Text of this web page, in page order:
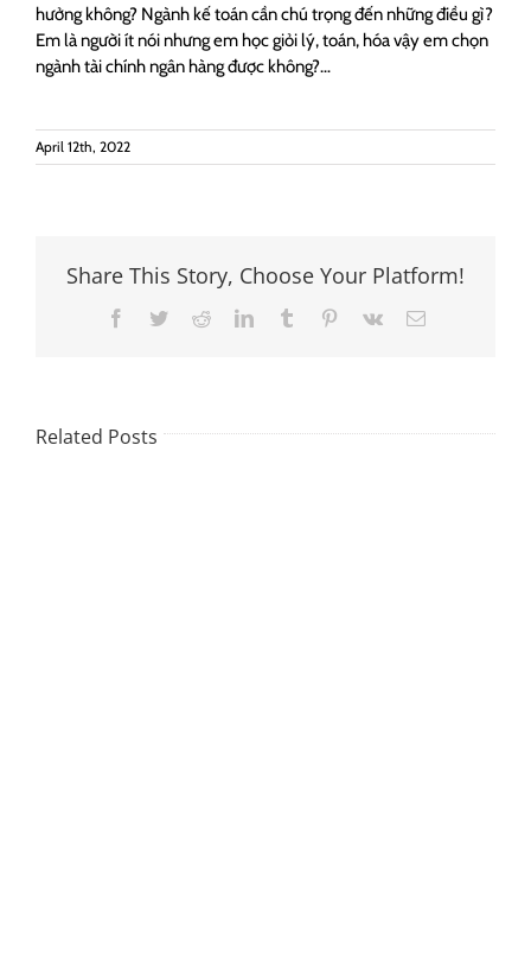
hưởng không? Ngành kế toán cần chú trọng đến những điều gì?
Em là người ít nói nhưng em học giỏi lý, toán, hóa vậy em chọn
ngành tài chính ngân hàng được không?…
April 12th, 2022
Share This Story, Choose Your Platform!
Facebook
TwitterRedditLinkedInTumblr Pinterest
Vk Email
Related Posts